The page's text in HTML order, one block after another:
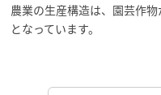
農業の生産構造は、園芸作
となっています。